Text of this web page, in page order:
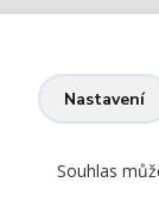
Nastavení
Souhlas